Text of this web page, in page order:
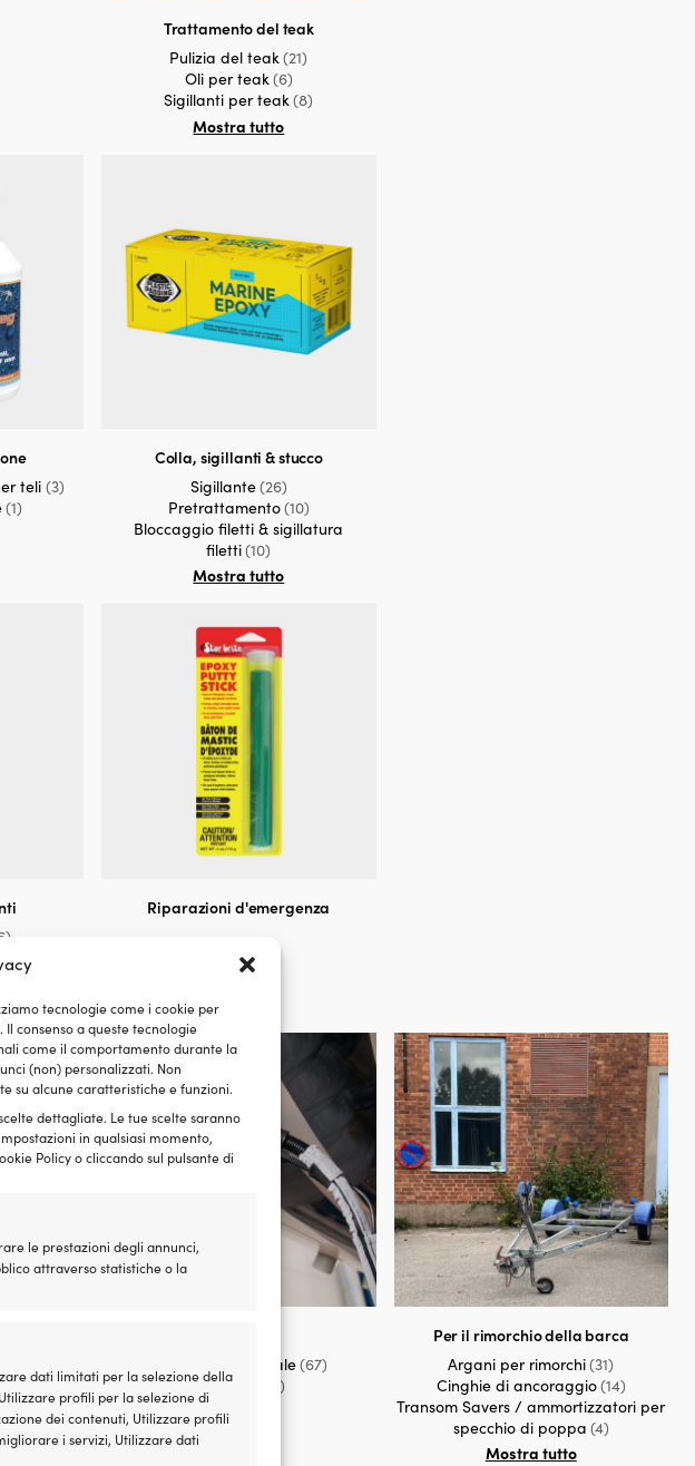
tecnologie come i cookie per
consenso a queste tecnologie
come il comportamento durante la
(non) personalizzati. Non
su alcune caratteristiche e funzioni.
dettagliate. Le tue scelte saranno
in qualsiasi momento,
Policy o cliccando sul pulsante di
le prestazioni degli annunci,
attraverso statistiche o la
dati limitati per la selezione della
profili per la selezione di
dei contenuti, Utilizzare profili
i servizi, Utilizzare dati
Trattamento del teak
Pulizia del teak(21)
Oli per teak(6)
Sigillanti per teak(8)
Mostra tutto
teli (3)
(1)
Colla, sigillanti & stucco
Sigillante(26)
Pretrattamento(10)
Bloccaggio filetti & sigillatura
filetti(10)
Mostra tutto
Riparazioni d'emergenza
Levigatura manuale(67)
Levigatrici
(1)
Per il rimorchio della barca
Argani per rimorchi(31)
Cinghie di ancoraggio(14)
Transom Savers / ammortizzatori per
specchio di poppa (4)
Mostra tutto